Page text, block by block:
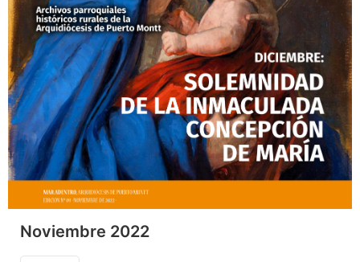
Noviembre 2022